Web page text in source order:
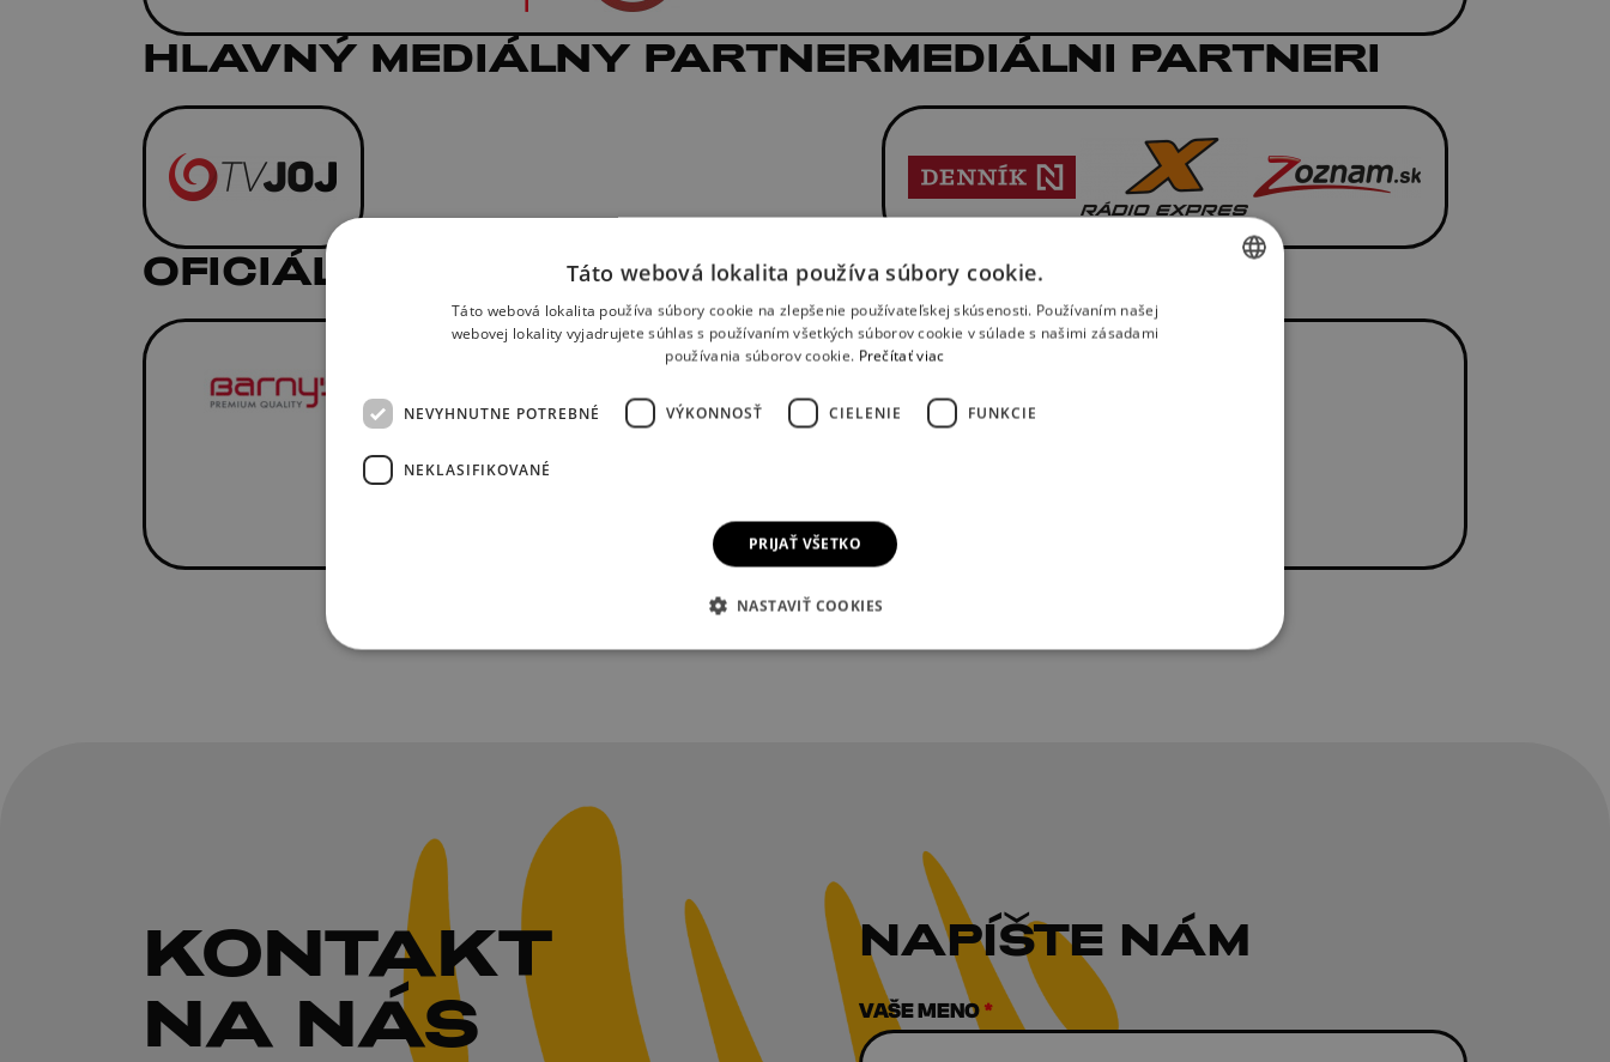
HLAVNÝ MEDIÁLNY PARTNERMEDIÁLNI PARTNERI
OFICIÁLNI DODÁVATELIA
KONTAKT
NA NÁS
NAPÍŠTE NÁM
VAŠE MENO*
Táto webová lokalita používa súbory cookie.
Táto webová lokalita používa súbory cookie na zlepšenie používateľskej skúsenosti. Používaním našej
webovej lokality vyjadrujete súhlas s používaním všetkých súborov cookie v súlade s našimi zásadami
používania súborov cookie. Prečítať viac
NEVYHNUTNE POTREBNÉ VÝKONNOSŤ CIELENIE FUNKCIE
NEKLASIFIKOVANÉ
PRIJAŤ VŠETKO
NASTAVIŤ COOKIES